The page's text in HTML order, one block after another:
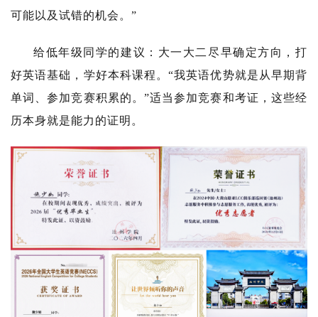
可能以及试错的机会。”
给低年级同学的建议：大一大二尽早确定方向，打
好英语基础，学好本科课程。“我英语优势就是从早期背
单词、参加竞赛积累的。”适当参加竞赛和考证，这些经
历本身就是能力的证明。